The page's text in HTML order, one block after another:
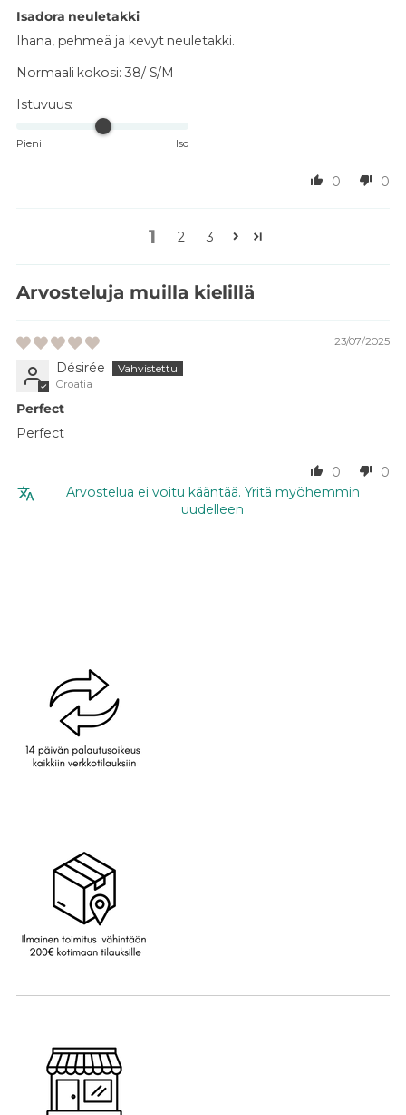
Isadora neuletakki
Ihana, pehmeä ja kevyt neuletakki.
Normaali kokosi: 38/ S/M
Istuvuus:
Pieni Iso
0 0
1 2 3
Arvosteluja muilla kielillä
23/07/2025
Désirée
Croatia
Perfect
Perfect
0
0
Arvostelua ei voitu kääntää. Yritä myöhemmin
uudelleen